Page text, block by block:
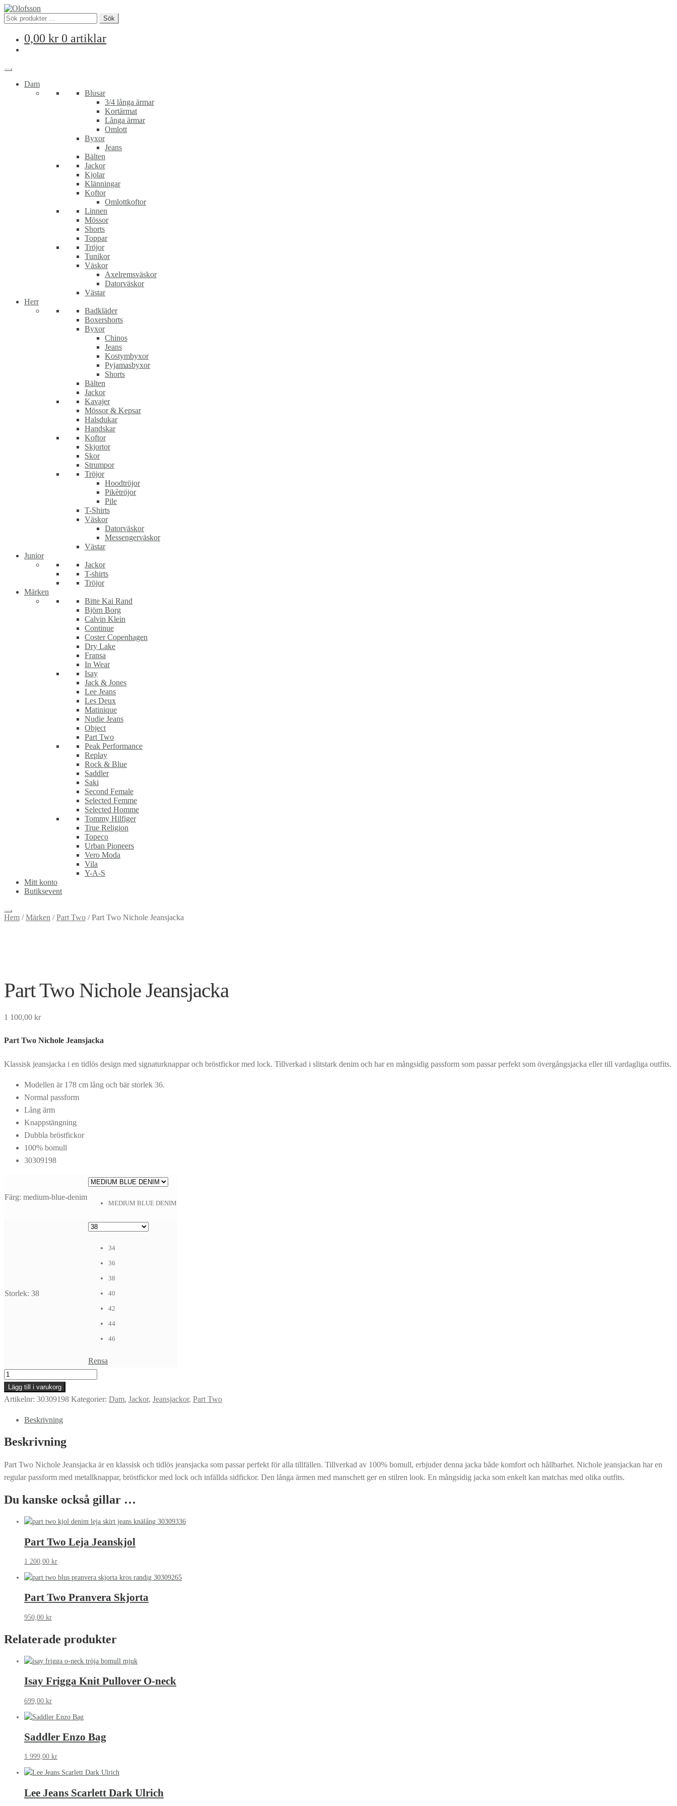
Sök
efter:
Sök
0,00 kr 0 artiklar
Dam
Blusar
3/4 långa ärmar
Kortärmat
Långa ärmar
Omlott
Byxor
Jeans
Bälten
Jackor
Kjolar
Klänningar
Koftor
Omlottkoftor
Linnen
Mössor
Shorts
Toppar
Tröjor
Tunikor
Väskor
Axelremsväskor
Datorväskor
Västar
Herr
Badkläder
Boxershorts
Byxor
Chinos
Jeans
Kostymbyxor
Pyjamasbyxor
Shorts
Bälten
Jackor
Kavajer
Mössor & Kepsar
Halsdukar
Handskar
Koftor
Skjortor
Skor
Strumpor
Tröjor
Hoodtröjor
Pikètröjor
Pile
T-Shirts
Väskor
Datorväskor
Messengerväskor
Västar
Junior
Jackor
T-shirts
Tröjor
Märken
Bitte Kai Rand
Björn Borg
Calvin Klein
Continue
Coster Copenhagen
Dry Lake
Fransa
In Wear
Isay
Jack & Jones
Lee Jeans
Les Deux
Matinique
Nudie Jeans
Object
Part Two
Peak Performance
Replay
Rock & Blue
Saddler
Saki
Second Female
Selected Femme
Selected Homme
Tommy Hilfiger
True Religion
Topeco
Urban Pioneers
Vero Moda
Vila
Y-A-S
Mitt konto
Butiksevent
Hem /Märken /Part Two /Part Two Nichole Jeansjacka
Part Two Nichole Jeansjacka
1 100,00 kr
Part Two Nichole Jeansjacka
Klassisk jeansjacka i en tidlös design med signaturknappar och bröstfickor med lock. Tillverkad i slitstark denim och har en mångsidig passform som passar perfekt som övergångsjacka eller till vardagliga outfits.
Modellen är 178 cm lång och bär storlek 36.
Normal passform
Lång ärm
Knappstängning
Dubbla bröstfickor
100% bomull
30309198
Färg: medium-blue-denim
MEDIUM BLUE DENIM
Storlek: 38
34
36
38
40
42
44
46
Rensa
Part
Two
Nichole
mängd
Lägg till i varukorg
Artikelnr: 30309198 Kategorier: Dam, Jackor, Jeansjackor, Part Two
Beskrivning
Beskrivning
Part Two Nichole Jeansjacka är en klassisk och tidlös jeansjacka som passar perfekt för alla tillfällen. Tillverkad av 100% bomull, erbjuder denna jacka både komfort och hållbarhet. Nichole jeansjackan har en
regular passform med metallknappar, bröstfickor med lock och infällda sidfickor. Den långa ärmen med manschett ger en stilren look. En mångsidig jacka som enkelt kan matchas med olika outfits.
Du kanske också gillar …
Part Two Leja Jeanskjol
1 200,00 kr
Part Two Pranvera Skjorta
950,00 kr
Relaterade produkter
Isay Frigga Knit Pullover O-neck
699,00 kr
Saddler Enzo Bag
1 999,00 kr
Lee Jeans Scarlett Dark Ulrich